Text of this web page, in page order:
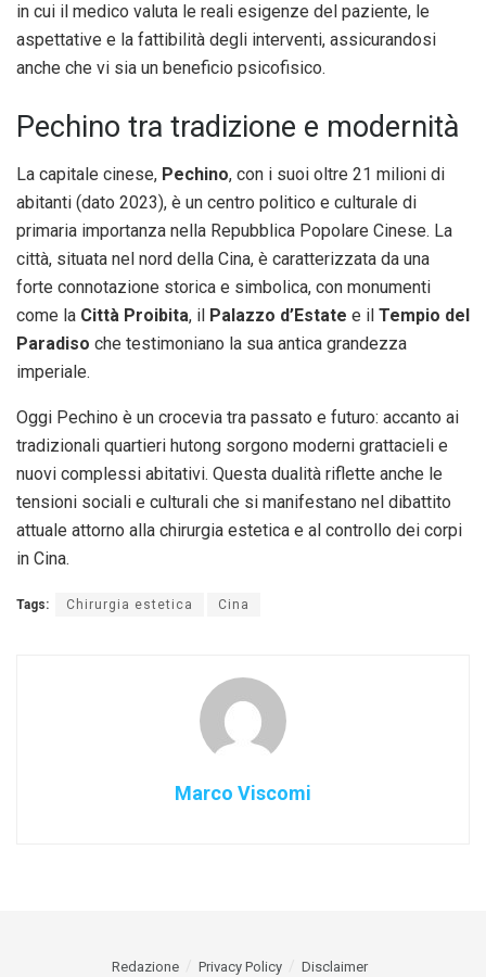
in cui il medico valuta le reali esigenze del paziente, le
aspettative e la fattibilità degli interventi, assicurandosi
anche che vi sia un beneficio psicofisico.
Pechino tra tradizione e modernità
La capitale cinese, Pechino, con i suoi oltre 21 milioni di
abitanti (dato 2023), è un centro politico e culturale di
primaria importanza nella Repubblica Popolare Cinese. La
città, situata nel nord della Cina, è caratterizzata da una
forte connotazione storica e simbolica, con monumenti
come la Città Proibita, il Palazzo d’Estate e il Tempio del
Paradiso che testimoniano la sua antica grandezza
imperiale.
Oggi Pechino è un crocevia tra passato e futuro: accanto ai
tradizionali quartieri hutong sorgono moderni grattacieli e
nuovi complessi abitativi. Questa dualità riflette anche le
tensioni sociali e culturali che si manifestano nel dibattito
attuale attorno alla chirurgia estetica e al controllo dei corpi
in Cina.
Tags: Chirurgia estetica Cina
Marco Viscomi
Redazione Privacy Policy Disclaimer